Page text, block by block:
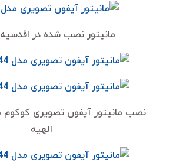
مانیتور نصب شده در اقدسیه 1400/2
الهیه